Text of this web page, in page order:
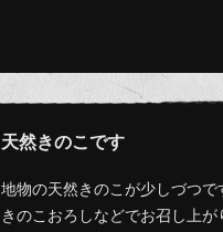
天然きのこです
地物の天然きのこが少しづつで
きのこおろしなどでお召し上が